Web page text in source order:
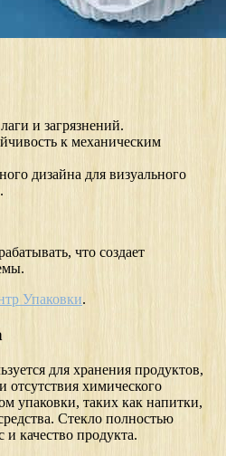
и загрязнений.
к механическим
дизайна для визуального
что создает
Упаковки.
для хранения продуктов,
химического
упаковки, таких как напитки,
Стекло полностью
качество продукта.